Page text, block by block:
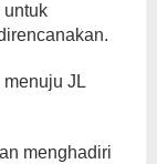
untuk
JL
menghadiri